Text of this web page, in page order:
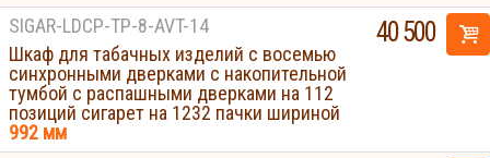
SIGAR-LDCP-TP-8-AVT-14
Шкаф для табачных изделий с восемью
синхронными дверками с накопительной
тумбой с распашными дверками на 112
позиций сигарет на 1232 пачки шириной
992 мм
40 500